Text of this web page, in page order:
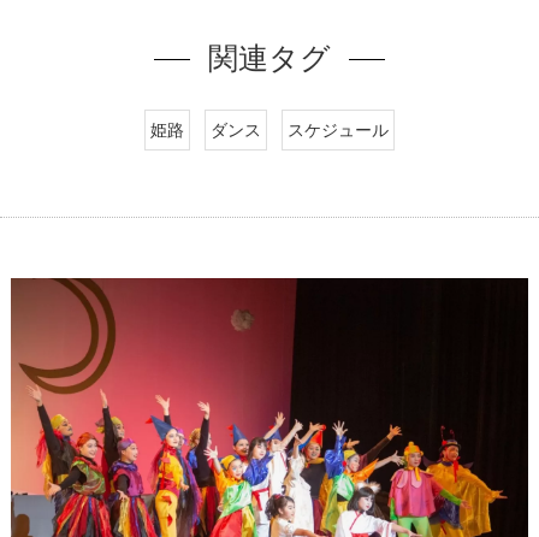
関連タグ
姫路 ダンス スケジュール